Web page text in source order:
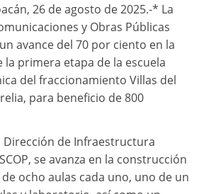
26 de agosto de 2025.-* La
y Obras Públicas
avance del 70 por ciento en la
primera etapa de la escuela
del fraccionamiento Villas del
para beneficio de 800
Dirección de Infraestructura
se avanza en la construcción
ocho aulas cada uno, uno de un